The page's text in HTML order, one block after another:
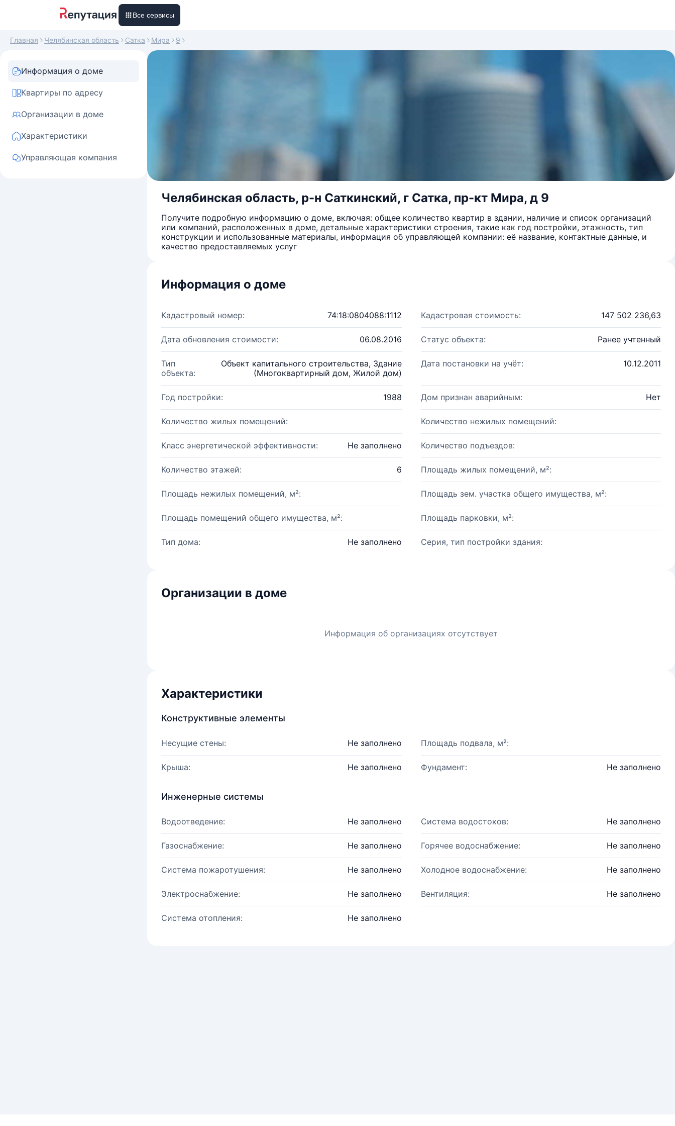
Все сервисы
Главная Челябинская область Сатка Мира 9
Информация о доме
Квартиры по адресу
Организации в доме
Характеристики
Управляющая компания
Челябинская область, р-н Саткинский, г Сатка, пр-кт Мира, д 9
Получите подробную информацию о доме, включая: общее количество квартир в здании, наличие и список организаций
или компаний, расположенных в доме, детальные характеристики строения, такие как год постройки, этажность, тип
конструкции и использованные материалы, информация об управляющей компании: её название, контактные данные, и
качество предоставляемых услуг
Информация о доме
Кадастровый номер: 74:18:0804088:1112 Кадастровая стоимость: 147 502 236,63
Дата обновления стоимости: 06.08.2016 Статус объекта: Ранее учтенный
Тип
объекта:
Объект капитального строительства, Здание
(Многоквартирный дом, Жилой дом)
Дата постановки на учёт: 10.12.2011
Год постройки: 1988 Дом признан аварийным: Нет
Количество жилых помещений: Количество нежилых помещений:
Класс энергетической эффективности: Не заполнено Количество подъездов:
Количество этажей: 6 Площадь жилых помещений, м²:
Площадь нежилых помещений, м²: Площадь зем. участка общего имущества, м²:
Площадь помещений общего имущества, м²: Площадь парковки, м²:
Тип дома: Не заполнено Серия, тип постройки здания:
Организации в доме
Информация об организациях отсутствует
Характеристики
Конструктивные элементы
Несущие стены: Не заполнено Площадь подвала, м²:
Крыша: Не заполнено Фундамент: Не заполнено
Инженерные системы
Водоотведение: Не заполнено Система водостоков: Не заполнено
Газоснабжение: Не заполнено Горячее водоснабжение: Не заполнено
Система пожаротушения: Не заполнено Холодное водоснабжение: Не заполнено
Электроснабжение: Не заполнено Вентиляция: Не заполнено
Система отопления: Не заполнено